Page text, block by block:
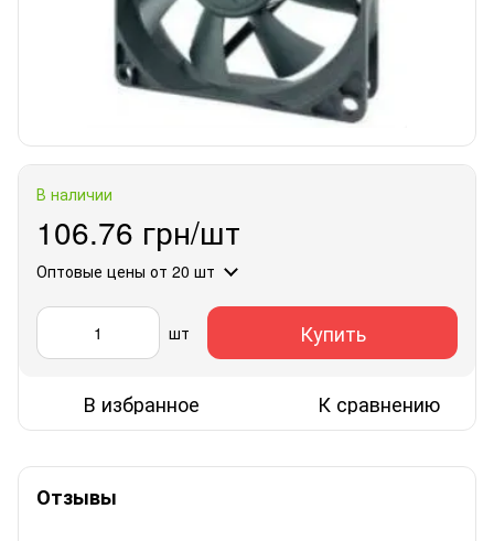
В наличии
106.76 грн/шт
Оптовые цены от 20 шт
шт Купить
В избранное К сравнению
Отзывы